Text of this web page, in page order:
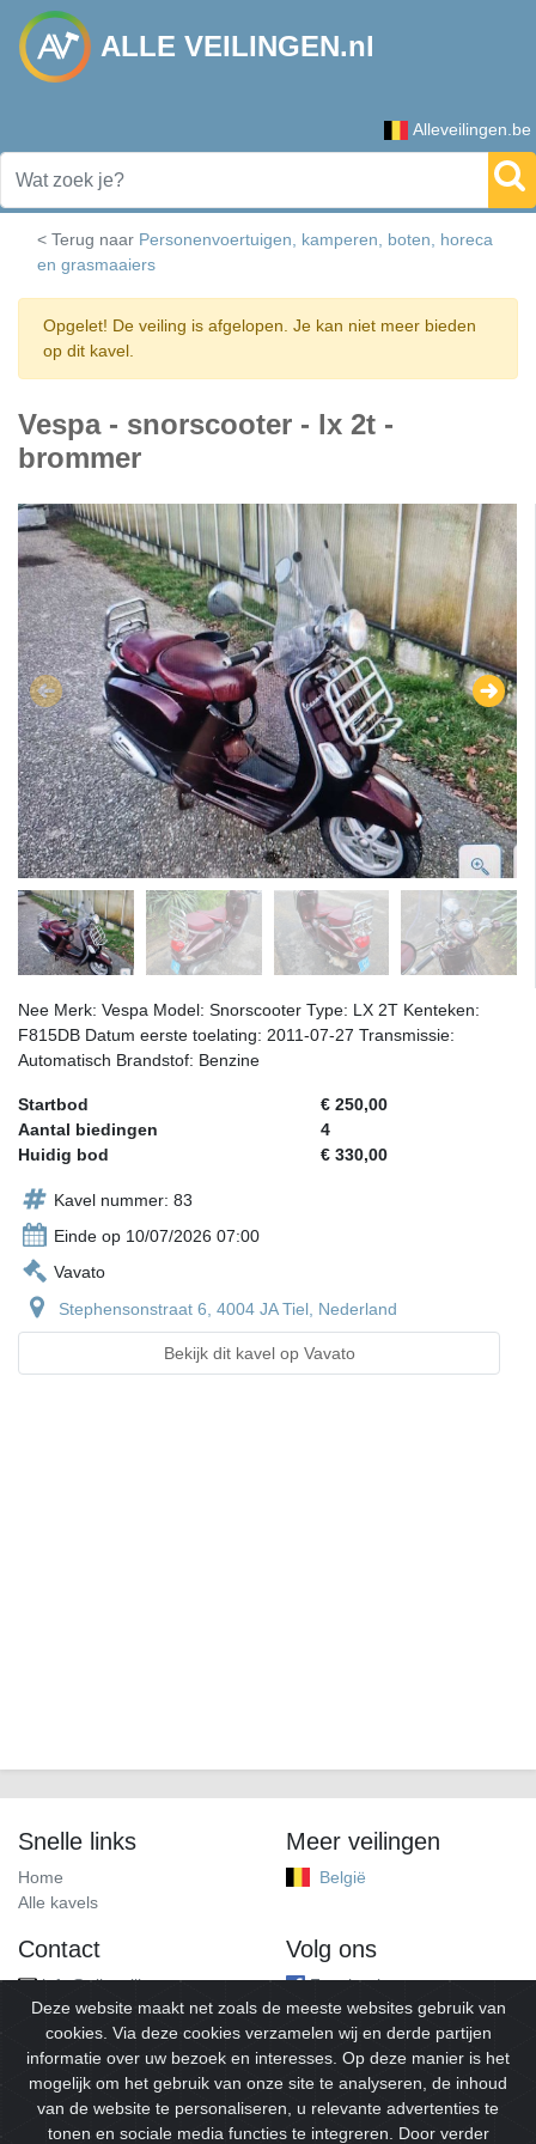
ALLE VEILINGEN.nl
Alleveilingen.be
< Terug naar Personenvoertuigen, kamperen, boten, horeca
en grasmaaiers
Opgelet! De veiling is afgelopen. Je kan niet meer bieden
op dit kavel.
Vespa - snorscooter - lx 2t -
brommer
Nee Merk: Vespa Model: Snorscooter Type: LX 2T Kenteken:
F815DB Datum eerste toelating: 2011-07-27 Transmissie:
Automatisch Brandstof: Benzine
Startbod
€ 250,00
Aantal biedingen
4
Huidig bod
€ 330,00
Kavel nummer: 83
Einde op 10/07/2026 07:00
Vavato
Stephensonstraat 6, 4004 JA Tiel, Nederland
Bekijk dit kavel op Vavato
Snelle links
Home
Alle kavels
Meer veilingen
België
Contact
info@alleveilingen.net
Volg ons
Facebook
Deze website maakt net zoals de meeste websites gebruik van
cookies. Via deze cookies verzamelen wij en derde partijen
informatie over uw bezoek en interesses. Op deze manier is het
mogelijk om het gebruik van onze site te analyseren, de inhoud
van de website te personaliseren, u relevante advertenties te
tonen en sociale media functies te integreren. Door verder